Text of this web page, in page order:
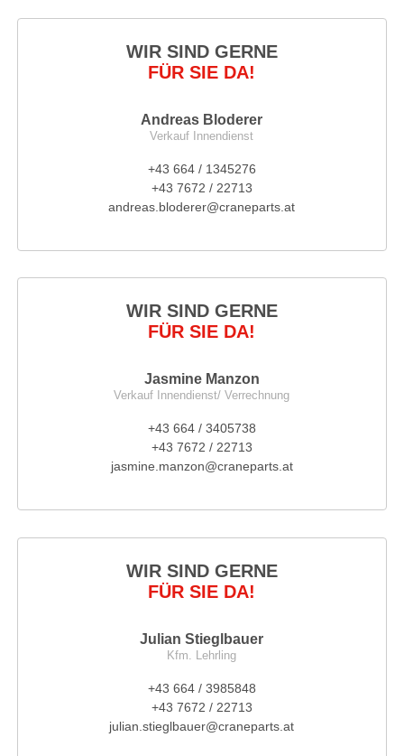
WIR SIND GERNE
FÜR SIE DA!
Andreas Bloderer
Verkauf Innendienst
+43 664 / 1345276
+43 7672 / 22713
andreas.bloderer@craneparts.at
WIR SIND GERNE
FÜR SIE DA!
Jasmine Manzon
Verkauf Innendienst/ Verrechnung
+43 664 / 3405738
+43 7672 / 22713
jasmine.manzon@craneparts.at
WIR SIND GERNE
FÜR SIE DA!
Julian Stieglbauer
Kfm. Lehrling
+43 664 / 3985848
+43 7672 / 22713
julian.stieglbauer@craneparts.at